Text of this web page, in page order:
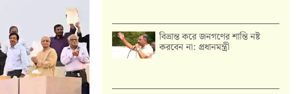
বিভ্রান্ত করে জনগণের শান্তি নষ্ট
করবেন না: প্রধানমন্ত্রী